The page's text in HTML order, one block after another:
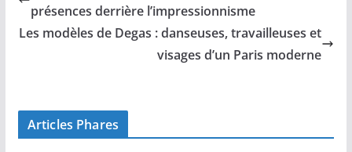
présences derrière l’impressionnisme
Les modèles de Degas : danseuses, travailleuses et
visages d’un Paris moderne
Articles Phares